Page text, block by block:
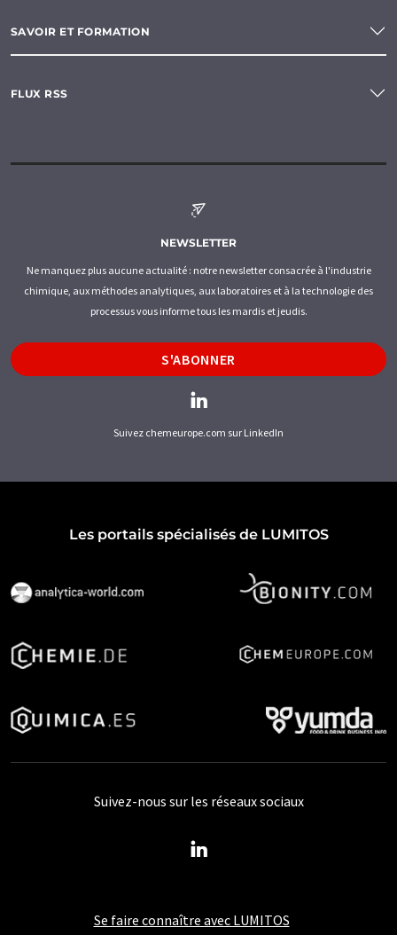
SAVOIR ET FORMATION
FLUX RSS
NEWSLETTER
Ne manquez plus aucune actualité : notre newsletter consacrée à l'industrie
chimique, aux méthodes analytiques, aux laboratoires et à la technologie des
processus vous informe tous les mardis et jeudis.
S'ABONNER
Suivez chemeurope.com sur LinkedIn
Les portails spécialisés de LUMITOS
Se faire connaître avec LUMITOS
Suivez-nous sur les réseaux sociaux